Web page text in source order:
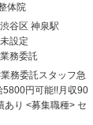
体院
渋谷区 神泉駅
未設定
業務委託
業務委託スタッフ急
5800円可能!!月収90
あり <募集職種> セ